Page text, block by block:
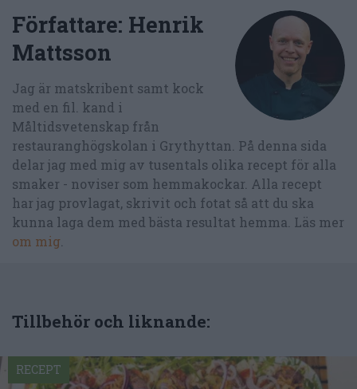
Författare: Henrik
Mattsson
Jag är matskribent samt kock
med en fil. kand i
Måltidsvetenskap från
restauranghögskolan i Grythyttan. På denna sida
delar jag med mig av tusentals olika recept för alla
smaker - noviser som hemmakockar. Alla recept
har jag provlagat, skrivit och fotat så att du ska
kunna laga dem med bästa resultat hemma. Läs mer
om mig.
Tillbehör och liknande:
RECEPT